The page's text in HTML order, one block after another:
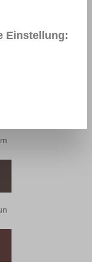
Einstellung: